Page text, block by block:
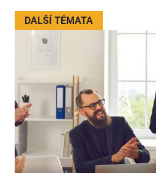
DALŠÍ TÉMATA